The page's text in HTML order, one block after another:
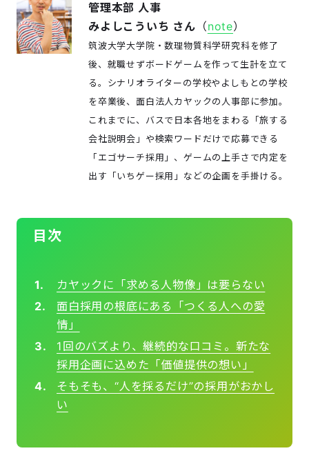
管理本部 人事
みよしこういち さん （note）
筑波大学大学院・数理物質科学研究科を修了
後、就職せずボードゲームを作って生計を立て
る。シナリオライターの学校やよしもとの学校
を卒業後、面白法人カヤックの人事部に参加。
これまでに、バスで日本各地をまわる「旅する
会社説明会」や検索ワードだけで応募できる
「エゴサーチ採用」、ゲームの上手さで内定を
出す「いちゲー採用」などの企画を手掛ける。
目次
カヤックに「求める人物像」は要らない
面白採用の根底にある「つくる人への愛
情」
1回のバズより、継続的な口コミ。新たな
採用企画に込めた「価値提供の想い」
そもそも、“人を採るだけ”の採用がおかし
い